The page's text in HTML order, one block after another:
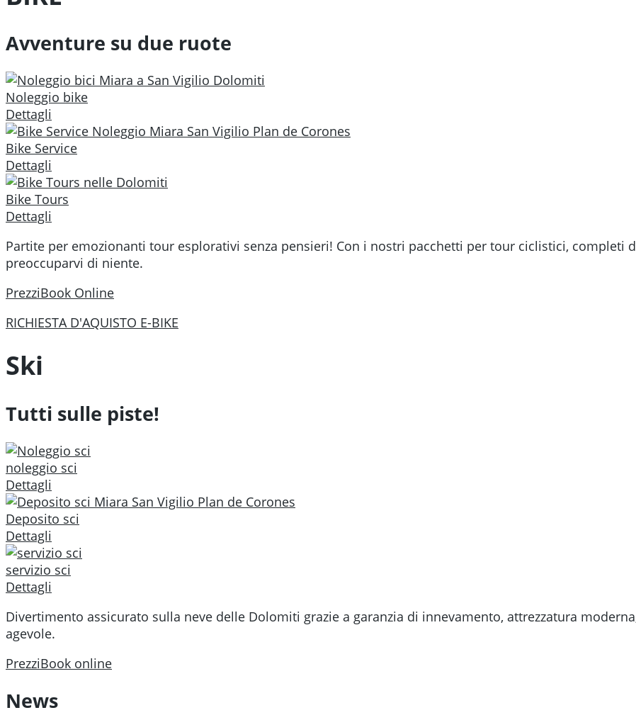
Avventure su due ruote
Noleggio bike
Dettagli
Bike Service
Dettagli
Bike Tours
Dettagli
Partite per emozionanti tour esplorativi senza pensieri! Con i nostri pacchetti per tour ciclistici, completi
preoccuparvi di niente.
PrezziBook Online
RICHIESTA D'AQUISTO E-BIKE
Ski
Tutti sulle piste!
noleggio sci
Dettagli
Deposito sci
Dettagli
servizio sci
Dettagli
Divertimento assicurato sulla neve delle Dolomiti grazie a garanzia di innevamento, attrezzatura
agevole.
PrezziBook online
News